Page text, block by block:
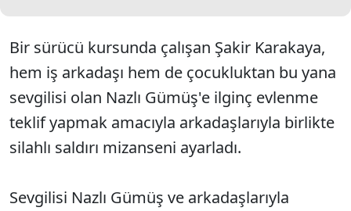
Bir sürücü kursunda çalışan Şakir Karakaya,
hem iş arkadaşı hem de çocukluktan bu yana
sevgilisi olan Nazlı Gümüş'e ilginç evlenme
teklif yapmak amacıyla arkadaşlarıyla birlikte
silahlı saldırı mizanseni ayarladı.
Sevgilisi Nazlı Gümüş ve arkadaşlarıyla